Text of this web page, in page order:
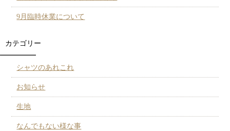
9月臨時休業について
カテゴリー
シャツのあれこれ
お知らせ
生地
なんでもない様な事